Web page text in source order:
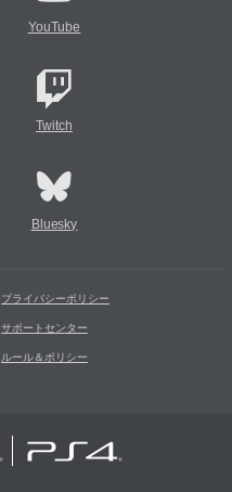
YouTube
Twitch
Bluesky
プライバシーポリシー
サポートセンター
ルール＆ポリシー